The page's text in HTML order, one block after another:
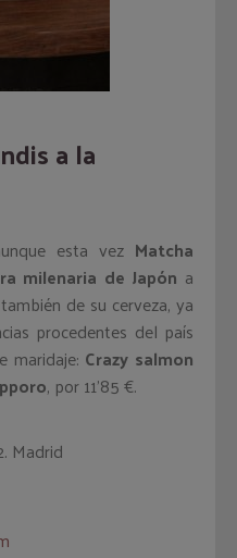
a la
esta vez Matcha
milenaria de Japón a
de su cerveza, ya
procedentes del país
maridaje: Crazy salmon
, por 11’85 €.
Madrid